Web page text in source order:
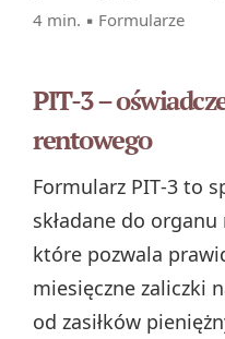
4 min. ▪ Formularze
PIT-3 –
rentowego
Formularz PIT‑3 to
składane do
które pozwala
miesięczne zaliczki
od zasiłków